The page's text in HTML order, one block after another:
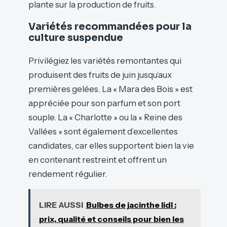
plante sur la production de fruits.
Variétés recommandées pour la
culture suspendue
Privilégiez les variétés remontantes qui
produisent des fruits de juin jusqu’aux
premières gelées. La « Mara des Bois » est
appréciée pour son parfum et son port
souple. La « Charlotte » ou la « Reine des
Vallées » sont également d’excellentes
candidates, car elles supportent bien la vie
en contenant restreint et offrent un
rendement régulier.
LIRE AUSSI Bulbes de jacinthe lidl :
prix, qualité et conseils pour bien les